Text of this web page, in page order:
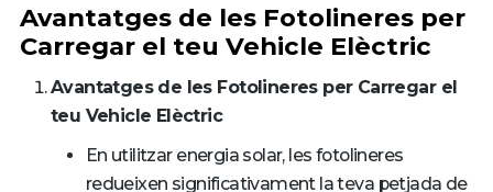
Avantatges de les Fotolineres per
Carregar el teu Vehicle Elèctric
Avantatges de les Fotolineres per Carregar el
teu Vehicle Elèctric
En utilitzar energia solar, les fotolineres
redueixen significativament la teva petjada de